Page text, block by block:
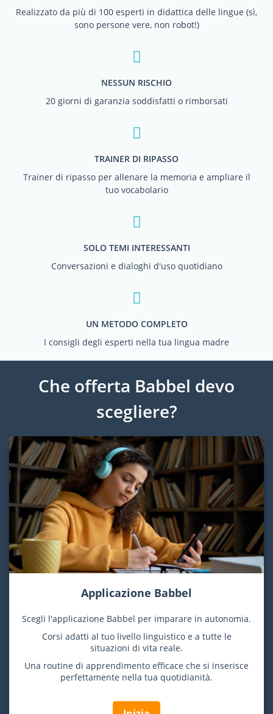
Realizzato da più di 100 esperti in didattica delle lingue (sì,
sono persone vere, non robot!)
NESSUN RISCHIO
20 giorni di garanzia soddisfatti o rimborsati
TRAINER DI RIPASSO
Trainer di ripasso per allenare la memoria e ampliare il
tuo vocabolario
SOLO TEMI INTERESSANTI
Conversazioni e dialoghi d'uso quotidiano
UN METODO COMPLETO
I consigli degli esperti nella tua lingua madre
Che offerta Babbel devo
scegliere?
Applicazione Babbel
Scegli l'applicazione Babbel per imparare in autonomia.
Corsi adatti al tuo livello linguistico e a tutte le
situazioni di vita reale.
Una routine di apprendimento efficace che si inserisce
perfettamente nella tua quotidianità.